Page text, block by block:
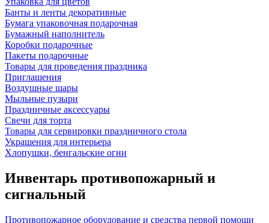
Банты и ленты декоративные
Бумага упаковочная подарочная
Бумажный наполнитель
Коробки подарочные
Пакеты подарочные
Товары для проведения праздника
Приглашения
Воздушные шары
Мыльные пузыри
Праздничные аксессуары
Свечи для торта
Товары для сервировки праздничного стола
Украшения для интерьера
Хлопушки, бенгальские огни
Инвентарь противопожарный и
сигнальный
Противопожарное оборудование и средства первой помощи